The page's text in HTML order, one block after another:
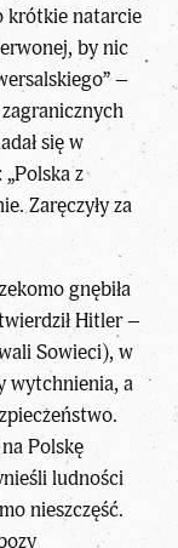
krótkie natarcie
by nic
–
się w
z
Zaręczyły za
gnębiła
Hitler –
Sowieci), w
wytchnienia, a
Polskę
ludności
nieszczęść.